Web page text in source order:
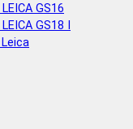
GS16
GS18 I